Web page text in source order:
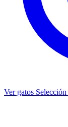
Ver gatos